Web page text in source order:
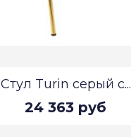
Стул Turin серый с...
24 363 руб